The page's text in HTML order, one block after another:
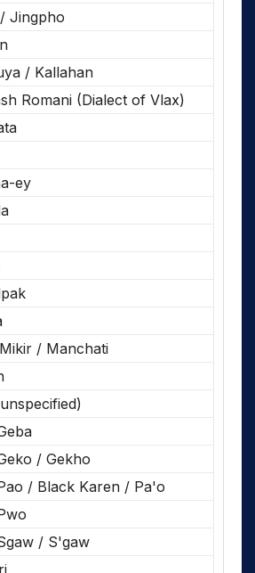
Jingpho
/ Kallahan
Romani (Dialect of Vlax)
ey
/ Manchati
/ Gekho
/ Black Karen / Pa'o
/ S'gaw